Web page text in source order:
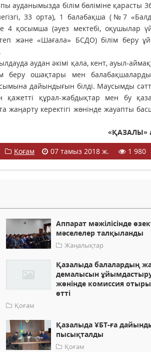
ауданымызда білім бөліміне қарасты
33 орта), 1 балабақша (№7
4 қосымша (әуез мектебі, оқушылар
және «Шағала» БСДО) білім беру
аудан әкімі қала, кент, ауыл-
беру ошақтары мен
дайындығын білді. Маусымды
қажетті құрал-жабдықтар мен бу
жаңарту керектігі жөнінде жауапты
«ҚАЗАЛЫ»
Қоғам
07 тамыз 2018 ж. 1 980
Аппарат мәжілісінде
мәселелер талқыланды
Жаңалықтар
Қазалыда балалардың
демалысын
жөнінде комиссия
өтті
Қоғам
Қазалыда ҰБТ-ға
пысықталды
Қоғам